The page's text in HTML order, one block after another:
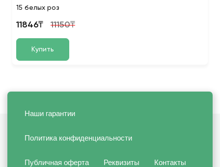
15 белых роз
11846₸ 11150₸
Купить
Наши гарантии
Политика конфиденциальности
Публичная оферта Реквизиты Контакты